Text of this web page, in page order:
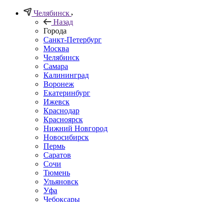
Челябинск
Назад
Города
Санкт-Петербург
Москва
Челябинск
Самара
Калининград
Воронеж
Екатеринбург
Ижевск
Краснодар
Красноярск
Нижний Новгород
Новосибирск
Пермь
Саратов
Сочи
Тюмень
Ульяновск
Уфа
Чебоксары